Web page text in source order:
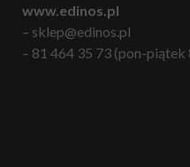
www.edinos.pl
– sklep@edinos.pl
– 81 464 35 73 (pon-piątek